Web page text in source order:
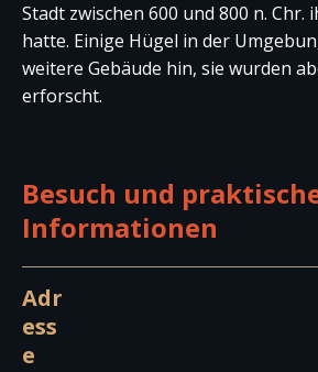
Stadt zwischen 600 und 800 n.
hatte. Einige Hügel in der
weitere Gebäude hin, sie wurden
erforscht.
Besuch und
Informationen
Adr
ess
e